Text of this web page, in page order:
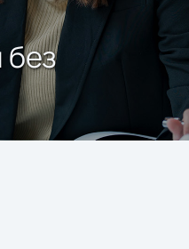
без